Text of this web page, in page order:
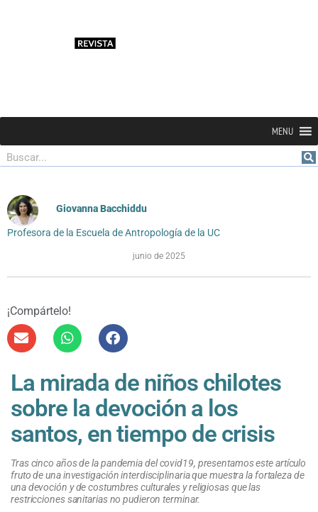
MENU
Buscar
Giovanna Bacchiddu
Profesora de la Escuela de Antropología de la UC
junio de 2025
¡Compártelo!
La mirada de niños chilotes
sobre la devoción a los
santos, en tiempo de crisis
Tras cinco años de la pandemia delcovid19, presentamos este artículo
fruto de una investigación interdisciplinaria que muestra la fortaleza de
una devoción y de costumbresculturales y religiosas que las
restricciones sanitarias no pudieron terminar.